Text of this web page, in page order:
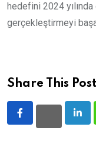
hedefini 2024
gerçekleştirmeyi
Share This